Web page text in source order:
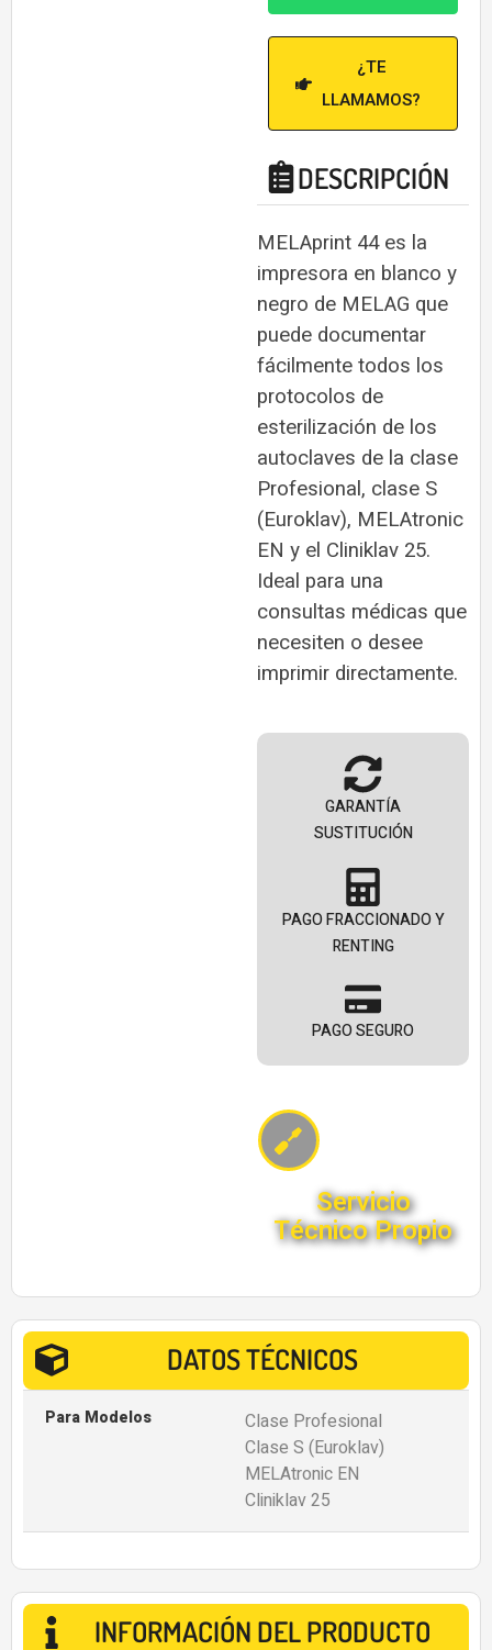
¿TE
LLAMAMOS?
DESCRIPCIÓN
MELAprint 44 es la
impresora en blanco y
negro de MELAG que
puede documentar
fácilmente todos los
protocolos de
esterilización de los
autoclaves de la clase
Profesional, clase S
(Euroklav), MELAtronic
EN y el Cliniklav 25.
Ideal para una
consultas médicas que
necesiten o desee
imprimir directamente.
GARANTÍA
SUSTITUCIÓN
PAGO FRACCIONADO Y
RENTING
PAGO SEGURO
Servicio
Técnico Propio
DATOS TÉCNICOS
Para Modelos
Clase Profesional
Clase S (Euroklav)
MELAtronic EN
Cliniklav 25
INFORMACIÓN DEL PRODUCTO